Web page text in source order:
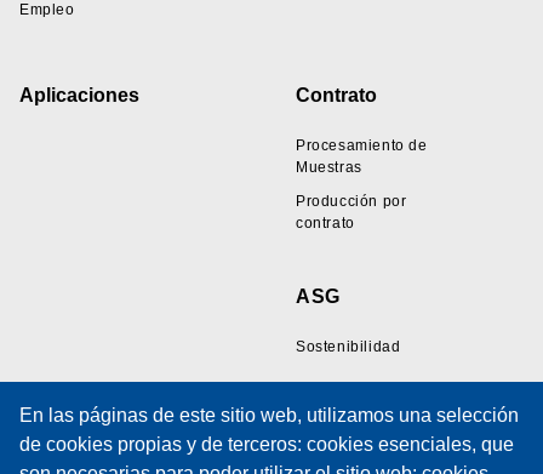
En las páginas de este sitio web, utilizamos una selección
de cookies propias y de terceros: cookies esenciales, que
Empleo
Aplicaciones Contrato
Procesamiento de
Muestras
Producción por
contrato
ASG
Sostenibilidad
Recursos Soporte